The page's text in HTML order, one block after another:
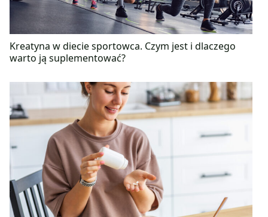
Kreatyna w diecie sportowca. Czym jest i dlaczego
warto ją suplementować?